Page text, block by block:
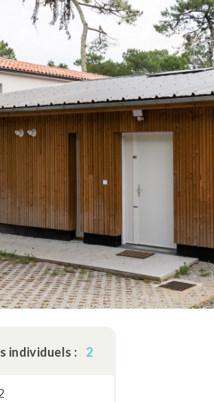
individuels : 2